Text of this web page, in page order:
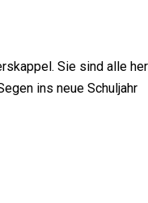
Sie sind alle
ins neue Schuljahr